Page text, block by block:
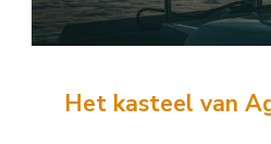
Het kasteel van